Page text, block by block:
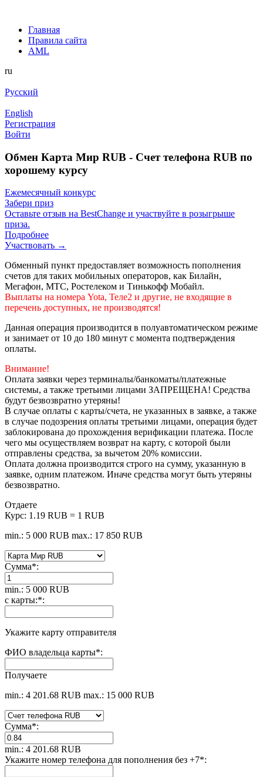
Главная
Правила сайта
AML
ru
Русский
English
Регистрация
Войти
Обмен Карта Мир RUB - Счет телефона RUB по
хорошему курсу
Ежемесячный конкурс
Забери приз
Оставьте отзыв на BestChange и участвуйте в розыгрыше
приза.
Подробнее
Участвовать →
Обменный пункт предоставляет возможность пополнения
счетов для таких мобильных операторов, как Билайн,
Мегафон, МТС, Ростелеком и Тинькофф Мобайл.
Выплаты на номера Yota, Теле2 и другие, не входящие в
перечень доступных, не производятся!
Данная операция производится в полуавтоматическом режиме
и занимает от 10 до 180 минут с момента подтверждения
оплаты.
Внимание!
Оплата заявки через терминалы/банкоматы/платежные
системы, а также третьими лицами ЗАПРЕЩЕНА! Средства
будут безвозвратно утеряны!
В случае оплаты с карты/счета, не указанных в заявке, а также
в случае подозрения оплаты третьими лицами, операция будет
заблокирована до прохождения верификации платежа. После
чего мы осуществляем возврат на карту, с которой были
отправлены средства, за вычетом 20% комиссии.
Оплата должна производится строго на сумму, указанную в
заявке, одним платежом. Иначе средства могут быть утеряны
безвозвратно.
Отдаете
Курс: 1.19 RUB = 1 RUB
min.: 5 000 RUB max.: 17 850 RUB
Сумма*:
min.: 5 000 RUB
с карты:*:
Укажите карту отправителя
ФИО владельца карты*:
Получаете
min.: 4 201.68 RUB max.: 15 000 RUB
Сумма*:
min.: 4 201.68 RUB
Укажите номер телефона для пополнения без +7*: